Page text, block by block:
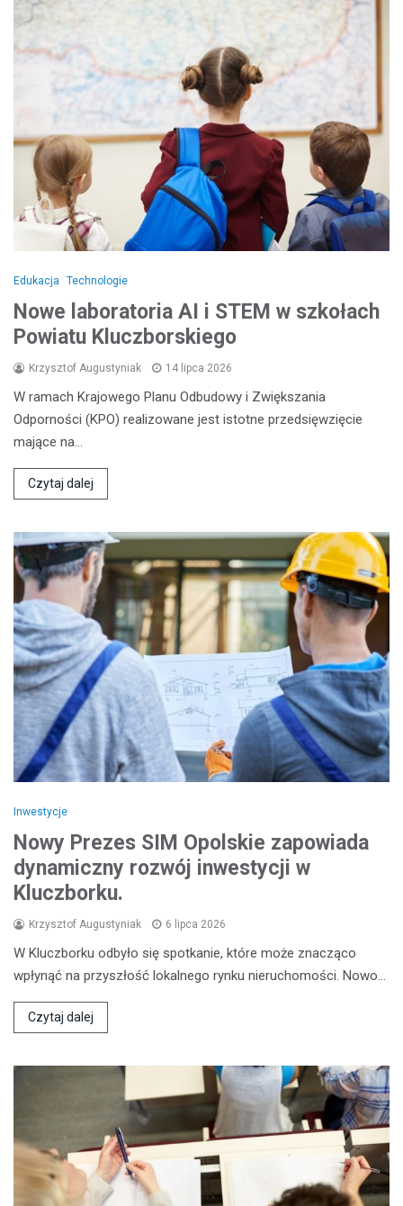
Edukacja Technologie
Nowe laboratoria AI i STEM w szkołach
Powiatu Kluczborskiego
Krzysztof Augustyniak 14 lipca 2026
W ramach Krajowego Planu Odbudowy i Zwiększania
Odporności (KPO) realizowane jest istotne przedsięwzięcie
mające na…
Czytaj dalej
Inwestycje
Nowy Prezes SIM Opolskie zapowiada
dynamiczny rozwój inwestycji w
Kluczborku.
Krzysztof Augustyniak 6 lipca 2026
W Kluczborku odbyło się spotkanie, które może znacząco
wpłynąć na przyszłość lokalnego rynku nieruchomości. Nowo…
Czytaj dalej